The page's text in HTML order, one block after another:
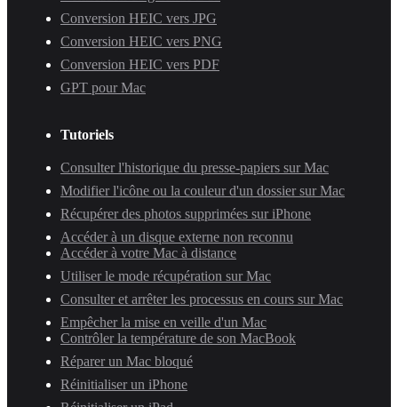
Conversion HEIC vers JPG
Conversion HEIC vers PNG
Conversion HEIC vers PDF
GPT pour Mac
Tutoriels
Consulter l'historique du presse-papiers sur Mac
Modifier l'icône ou la couleur d'un dossier sur Mac
Récupérer des photos supprimées sur iPhone
Accéder à un disque externe non reconnu
Accéder à votre Mac à distance
Utiliser le mode récupération sur Mac
Consulter et arrêter les processus en cours sur Mac
Empêcher la mise en veille d'un Mac
Contrôler la température de son MacBook
Réparer un Mac bloqué
Réinitialiser un iPhone